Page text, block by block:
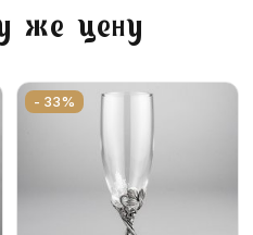
же цену
- 33%